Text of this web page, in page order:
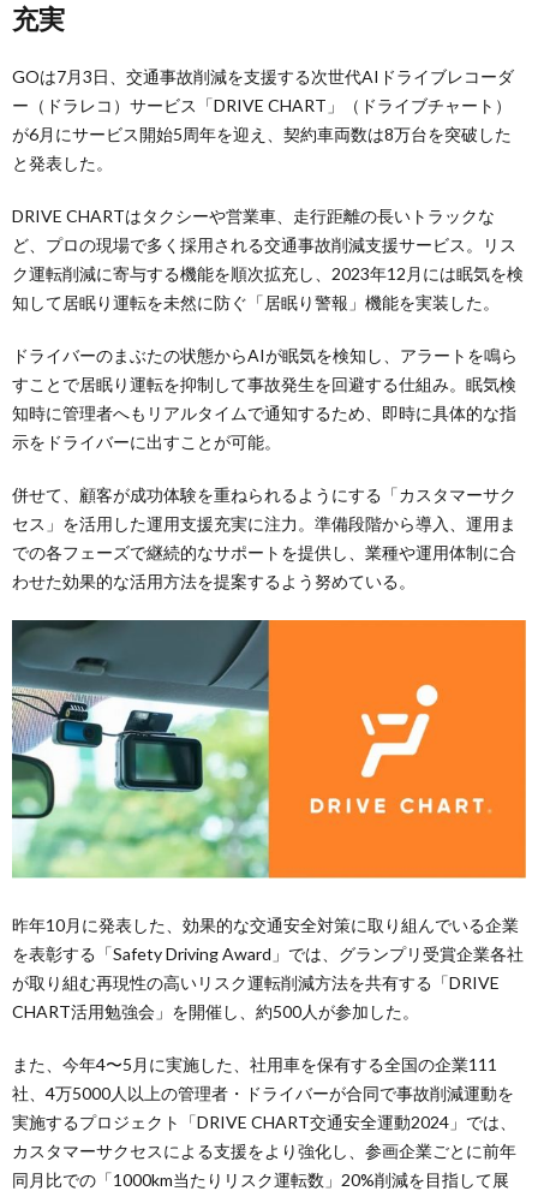
充実
GOは7月3日、交通事故削減を支援する次世代AIドライブレコーダ
ー（ドラレコ）サービス「DRIVE CHART」（ドライブチャート）
が6月にサービス開始5周年を迎え、契約車両数は8万台を突破した
と発表した。
DRIVE CHARTはタクシーや営業車、走行距離の長いトラックな
ど、プロの現場で多く採用される交通事故削減支援サービス。リス
ク運転削減に寄与する機能を順次拡充し、2023年12月には眠気を検
知して居眠り運転を未然に防ぐ「居眠り警報」機能を実装した。
ドライバーのまぶたの状態からAIが眠気を検知し、アラートを鳴ら
すことで居眠り運転を抑制して事故発生を回避する仕組み。眠気検
知時に管理者へもリアルタイムで通知するため、即時に具体的な指
示をドライバーに出すことが可能。
併せて、顧客が成功体験を重ねられるようにする「カスタマーサク
セス」を活用した運用支援充実に注力。準備段階から導入、運用ま
での各フェーズで継続的なサポートを提供し、業種や運用体制に合
わせた効果的な活用方法を提案するよう努めている。
昨年10月に発表した、効果的な交通安全対策に取り組んでいる企業
を表彰する「Safety Driving Award」では、グランプリ受賞企業各社
が取り組む再現性の高いリスク運転削減方法を共有する「DRIVE
CHART活用勉強会」を開催し、約500人が参加した。
また、今年4〜5月に実施した、社用車を保有する全国の企業111
社、4万5000人以上の管理者・ドライバーが合同で事故削減運動を
実施するプロジェクト「DRIVE CHART交通安全運動2024」では、
カスタマーサクセスによる支援をより強化し、参画企業ごとに前年
同月比での「1000km当たりリスク運転数」20%削減を目指して展